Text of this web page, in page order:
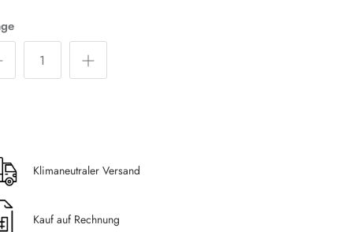
Klimaneutraler Versand
Kauf auf Rechnung